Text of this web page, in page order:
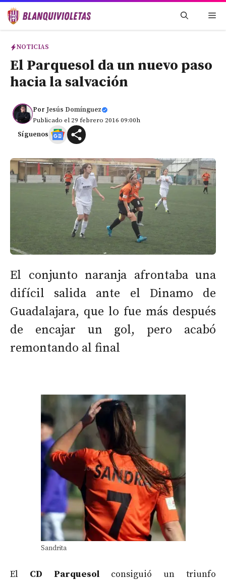
Saltar
NOTICIAS
El Parquesol da un nuevo paso
hacia la salvación
Por Jesús Domínguez
Publicado el 29 febrero 2016 09:00h
Síguenos
El conjunto naranja afrontaba una
difícil salida ante el Dinamo de
Guadalajara, que lo fue más después
de encajar un gol, pero acabó
remontando al final
Sandrita
El CD Parquesol consiguió un triunfo